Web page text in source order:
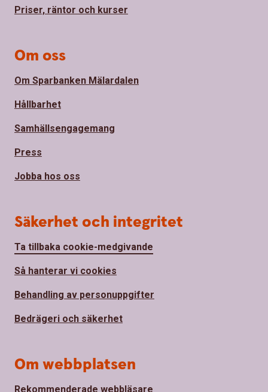
Priser, räntor och kurser
Om oss
Om Sparbanken Mälardalen
Hållbarhet
Samhällsengagemang
Press
Jobba hos oss
Säkerhet och integritet
Ta tillbaka cookie-medgivande
Så hanterar vi cookies
Behandling av personuppgifter
Bedrägeri och säkerhet
Om webbplatsen
Rekommenderade webbläsare